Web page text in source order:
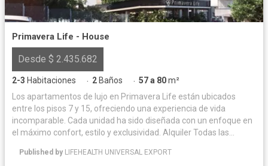
Primavera Life - House
Desde $ 2.435.682
2-3 Habitaciones · 2 Baños · 57 a 80m²
Los apartamentos de lujo en Primavera Life están ubicados
entre los pisos 7 y 15, ofreciendo una experiencia de vida
incomparable. Cada unidad ha sido diseñada con un enfoque en
el máximo confort, estilo y exclusividad. Alquiler Todas las
parqueaderos y cuartos útiles) estarán disponibles para alquiler,
Published by LIFEHEALTH UNIVERSAL EXPORT